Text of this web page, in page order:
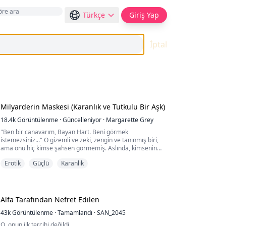
Türkçe Giriş Yap
İptal
Milyarderin Maskesi (Karanlık ve Tutkulu Bir Aşk)
18.4kGörüntülenme ·Güncelleniyor · Margarette Grey
"Ben bir canavarım, Bayan Hart. Beni görmek
istemezsiniz..." O gizemli ve zeki, zengin ve tanınmış biri,
ama onu hiç kimse şahsen görmemiş. Aslında, kimsenin
Kimse ona dokunamaz da; bu da başka bir kural. Ama ben
Erotik Güçlü Karanlık
Alfa Tarafından Nefret Edilen
43kGörüntülenme ·Tamamlandı ·SAN_2045